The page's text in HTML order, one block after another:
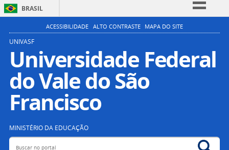
BRASIL
Simplifique!
Participe
Acesso à informação
Legislação
ACESSIBILIDADE ALTO CONTRASTE MAPA DO SITE
UNIVASF
Universidade Federal
do Vale do São
Francisco
MINISTÉRIO DA EDUCAÇÃO
Buscar no portal